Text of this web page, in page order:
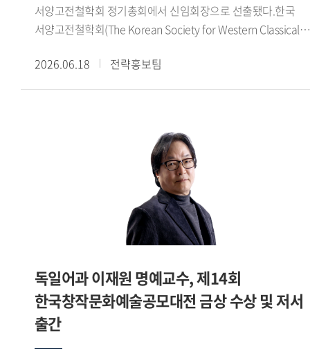
학업에 집중할 수 있었습니다. 그러다 대학 4학년 때 우리
대학에 교환교수로 오신 태국인 교수님이 유학을
먼일이었습니다. 그런 사정을 털어놓았더니 교수님이 저와
저희 어머니와 만나 밤새 이야기를 나누며 설득해주셨어요.
챙겨주셨고요. 돌이켜보면 한국외대에서 만난 모든 분이
고마운 인연이었고, 제가 교육자로 지금에 이르기까지 많이
도와주셨습니다. 그래서 지금도 학생들에게 동기부여가 되길
바라며 제 이야기를 많이 들려줍니다. - 교수님은 최근 수년간
최우수 수준의 강의 평가를 꾸준히 기록해오셨습니다. 학생들
교육에 있어 중요하게 생각하는 부분은 무엇입니까?최근
처음부터 강의 평가가 최우수는 아니었습니다. 제 강의 평가는
2020년 전과 후로 나뉜다고 봅니다. 우리 태국어학과에서는
교수가 언어학은 물론 지역학 강의도 함께 합니다. 제가
태국에서 보낸 10년을 토대로 수업을 진행했는데, 지적
호기심이 강한 학생들에게 다소 부족하지 않을까 늘
서양고전철학회 정기총회에서 신임회장으로 선출됐다.한국
서양고전철학회(The Korean Society for Western Classical
철학 등 서양고전철학 전반에 대해 연구하고 국내
고대철학연구자들의 학술 교류 및 후속세대 양성을 위해
2026.06.18 전략홍보팀
독일어과 이재원 명예교수, 제14회
한국창작문화예술공모대전 금상 수상 및 저서
출간